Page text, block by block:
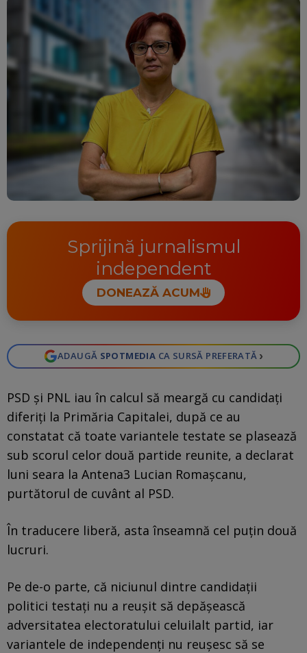
Sprijină jurnalismul
independent
DONEAZĂ ACUM
ADAUGĂ SPOTMEDIA CA SURSĂ PREFERATĂ ›
PSD și PNL iau în calcul să meargă cu candidați
diferiți la Primăria Capitalei, după ce au
constatat că toate variantele testate se plasează
sub scorul celor două partide reunite, a declarat
luni seara la Antena3 Lucian Romașcanu,
purtătorul de cuvânt al PSD.
În traducere liberă, asta înseamnă cel puțin două
lucruri.
Pe de-o parte, că niciunul dintre candidații
politici testați nu a reușit să depășească
adversitatea electoratului celuilalt partid, iar
variantele de independenți nu reușesc să se